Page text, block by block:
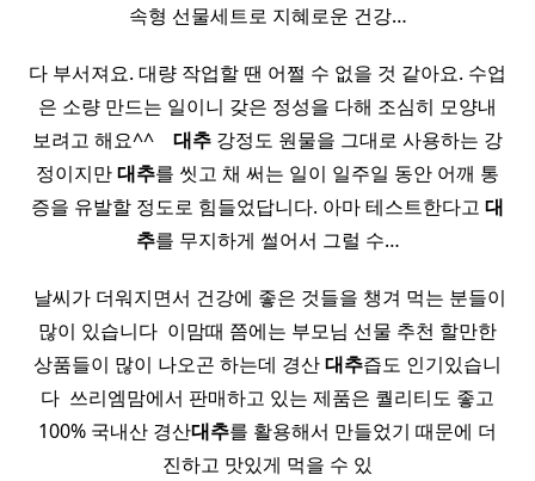
속형 선물세트로 지혜로운 건강…
다 부서져요. 대량 작업할 땐 어쩔 수 없을 것 같아요. 수업
은 소량 만드는 일이니 갖은 정성을 다해 조심히 모양내
보려고 해요^^ ​ ​ ​ 대추 강정도 원물을 그대로 사용하는 강
정이지만대추를 씻고 채 써는 일이 일주일 동안 어깨 통
증을 유발할 정도로 힘들었답니다. 아마 테스트한다고 대
추를 무지하게 썰어서 그럴 수…
​ 날씨가 더워지면서 건강에 좋은 것들을 챙겨 먹는 분들이
많이 있습니다 ​ 이맘때 쯤에는 부모님 선물 추천 할만한
상품들이 많이 나오곤 하는데 경산대추즙도 인기있습니
다 ​ 쓰리엠맘에서 판매하고 있는 제품은 퀄리티도 좋고
100% 국내산 경산대추를 활용해서 만들었기 때문에 더
진하고 맛있게 먹을 수 있